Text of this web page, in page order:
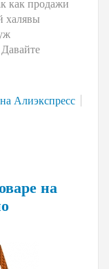
как продажи
халявы
Алиэкспресс
на